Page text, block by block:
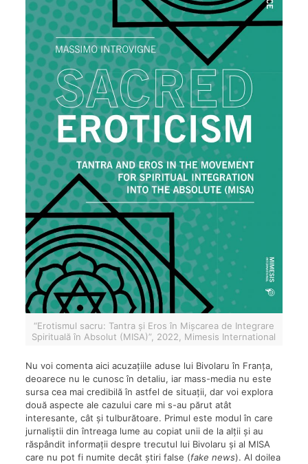
“Erotismul sacru: Tantra și Eros în Mișcarea de Integrare
Spirituală în Absolut (MISA)”, 2022, Mimesis International
Nu voi comenta aici acuzațiile aduse lui Bivolaru în Franța,
deoarece nu le cunosc în detaliu, iar mass-media nu este
sursa cea mai credibilă în astfel de situații, dar voi explora
două aspecte ale cazului care mi s-au părut atât
interesante, cât și tulburătoare. Primul este modul în care
jurnaliștii din întreaga lume au copiat unii de la alții și au
răspândit informații despre trecutul lui Bivolaru și al MISA
care nu pot fi numite decât știri false (fake news). Al doilea